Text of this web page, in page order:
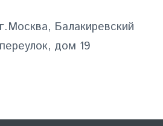
г.Москва, Балакиревский
переулок, дом 19